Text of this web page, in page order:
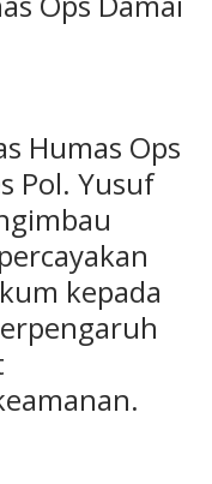
Humas Ops
Pol. Yusuf
kepada